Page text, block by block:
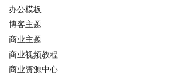
办公模板
博客主题
商业主题
商业视频教程
商业资源中心